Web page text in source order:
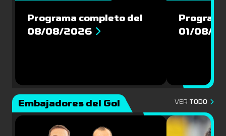
Programa completo del
08/08/2026
01/08/
Embajadores del Gol VER TODO